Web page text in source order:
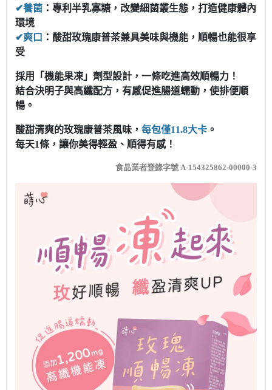
✔養菌 ： 專利半乳寡糖，改變細菌叢生態，打造健康體內
環境
✔爽口 ： 酸甜玫瑰康普茶兼具美味與機能，順暢也能很享
受
採用「機能果凍」劑型設計，一條吃進高效順暢力！
結合決明子與高纖配方，有感促進腸道蠕動，使排便順
暢。
酸甜清爽的玫瑰康普茶風味， 每包僅11.8大卡 。
每天1條，讓你美得輕盈、順得有感！
食品業者登錄字號 A-154325862-00000-3